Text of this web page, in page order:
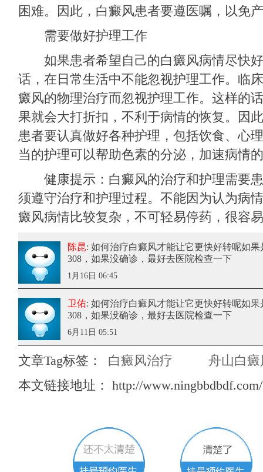
困难。因此，白癜风患者要遵医嘱，以免
需要做好护理工作
如果患者希望自己的白癜风病情尽快好
话，在日常生活中不能忽视护理工作。临
癜风的物理治疗而忽视护理工作。这样的
果就会大打折扣，不利于病情的恢复。因
患者要认真做好各种护理，包括饮食、心
当的护理可以帮助色素的分泌，加速病情
健康提示：白癜风的治疗和护理需要患
须遵守治疗和护理过程。不能因为认为病
癜风病情比较复杂，不可轻易停药，很容
陈昆: 如何治疗白癜风才能让它更快好转呢如果
308，如果没确诊，最好去医院检查一下
1月16日 06:45
卫佑: 如何治疗白癜风才能让它更快好转呢如果
308，如果没确诊，最好去医院检查一下
6月11日 05:51
文章Tag标签： 白癜风治疗
舟山白
本文链接地址： http://